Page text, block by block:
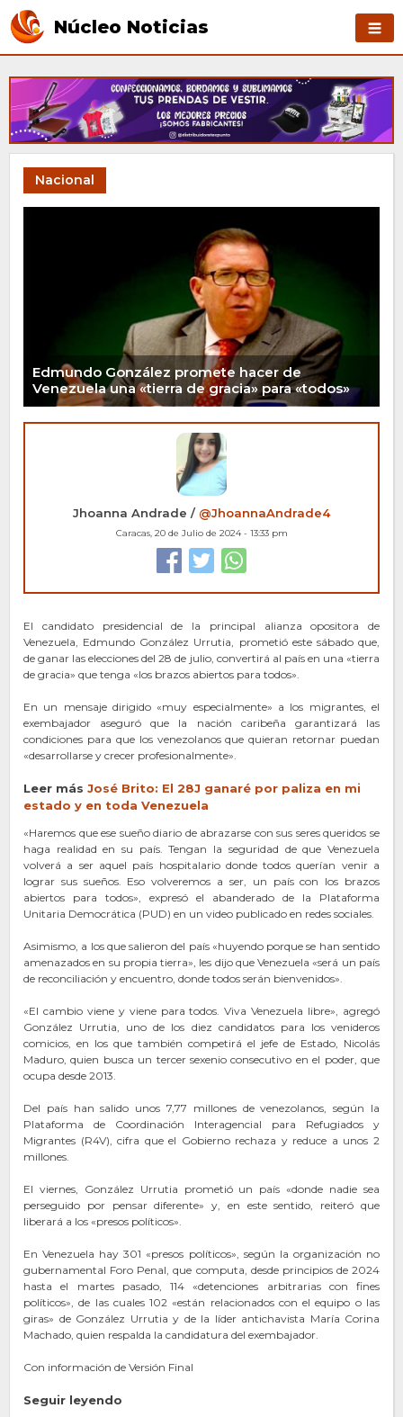
Núcleo Noticias
Nacional
Edmundo González promete hacer de
Venezuela una «tierra de gracia» para «todos»
Jhoanna Andrade / @JhoannaAndrade4
Caracas, 20 de Julio de 2024 - 13:33 pm
El candidato presidencial de la principal alianza opositora de
Venezuela, Edmundo González Urrutia, prometió este sábado que,
de ganar las elecciones del 28 de julio, convertirá al país en una «tierra
de gracia» que tenga «los brazos abiertos para todos».
En un mensaje dirigido «muy especialmente» a los migrantes, el
exembajador aseguró que la nación caribeña garantizará las
condiciones para que los venezolanos que quieran retornar puedan
«desarrollarse y crecer profesionalmente».
Leer más José Brito: El 28J ganaré por paliza en mi
estado y en toda Venezuela
«Haremos que ese sueño diario de abrazarse con sus seres queridos se
haga realidad en su país. Tengan la seguridad de que Venezuela
volverá a ser aquel país hospitalario donde todos querían venir a
lograr sus sueños. Eso volveremos a ser, un país con los brazos
abiertos para todos», expresó el abanderado de la Plataforma
Unitaria Democrática (PUD) en un video publicado en redes sociales.
Asimismo, a los que salieron del país «huyendo porque se han sentido
amenazados en su propia tierra», les dijo que Venezuela «será un país
de reconciliación y encuentro, donde todos serán bienvenidos».
«El cambio viene y viene para todos. Viva Venezuela libre», agregó
González Urrutia, uno de los diez candidatos para los venideros
comicios, en los que también competirá el jefe de Estado, Nicolás
Maduro, quien busca un tercer sexenio consecutivo en el poder, que
ocupa desde 2013.
Del país han salido unos 7,77 millones de venezolanos, según la
Plataforma de Coordinación Interagencial para Refugiados y
Migrantes (R4V), cifra que el Gobierno rechaza y reduce a unos 2
millones.
El viernes, González Urrutia prometió un país «donde nadie sea
perseguido por pensar diferente» y, en este sentido, reiteró que
liberará a los «presos políticos».
En Venezuela hay 301 «presos políticos», según la organización no
gubernamental Foro Penal, que computa, desde principios de 2024
hasta el martes pasado, 114 «detenciones arbitrarias con fines
políticos», de las cuales 102 «están relacionados con el equipo o las
giras» de González Urrutia y de la líder antichavista María Corina
Machado, quien respalda la candidatura del exembajador.
Con información de Versión Final
Seguir leyendo